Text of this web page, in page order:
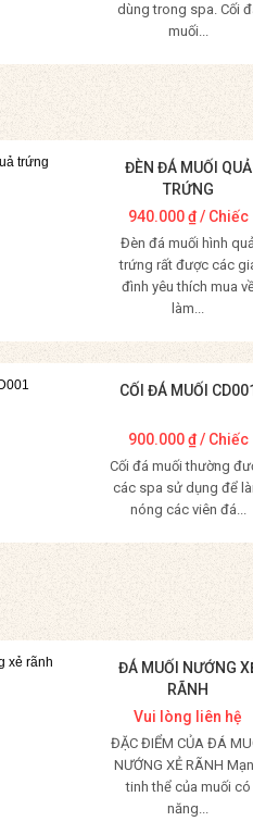
dùng trong spa. Cối
muối...
Mua Hàng
ĐÈN ĐÁ MUỐI QUẢ
TRỨNG
940.000₫/ Chiếc
Đèn đá muối hình
trứng rất được các
đình yêu thích mua
làm...
Mua Hàng
CỐI ĐÁ MUỐI CD001
900.000₫/ Chiếc
Cối đá muối thường
các spa sử dụng để
nóng các viên đá...
ĐÁ MUỐI NƯỚNG
RÃNH
Vui lòng liên hệ
ĐẶC ĐIỂM CỦA ĐÁ
NƯỚNG XẺ RÃNH
tinh thể của muối có
năng...